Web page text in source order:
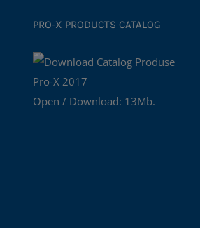
PRO-X PRODUCTS CATALOG
Open / Download: 13Mb.